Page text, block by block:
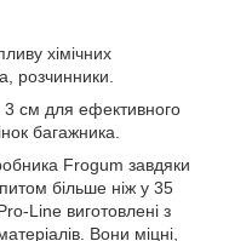
хімічних
розчинники.
3 см для ефективного
багажника.
Frogum завдяки
більше ніж у 35
Line виготовлені з
Вони міцні,